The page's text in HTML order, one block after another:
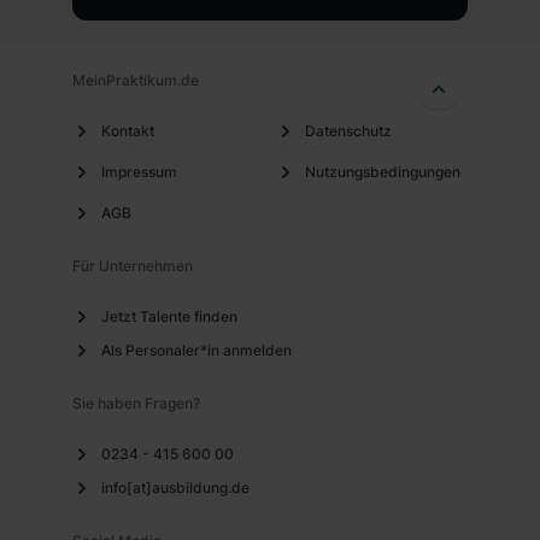
MeinPraktikum.de
Kontakt
Impressum
AGB
Datenschutz
Nutzungsbedingungen
Für Unternehmen
Jetzt Talente finden
Als Personaler*in anmelden
Sie haben Fragen?
0234 - 415 600 00
info[at]ausbildung.de